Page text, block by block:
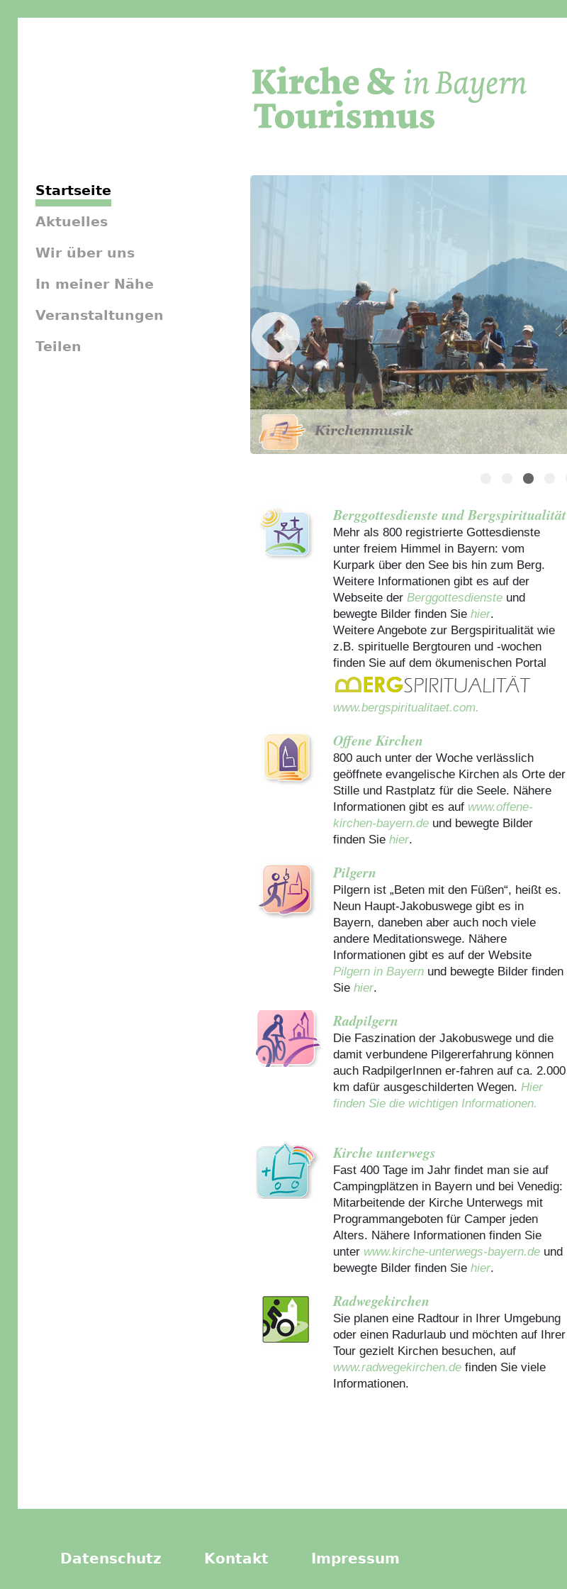
Startseite
Aktuelles
Wir über uns
In meiner Nähe
Veranstaltungen
Teilen
Slider Icon
Bild
Häuser für Gruppen
Berggottesdienste und Bergspiritualität
Mehr als 800 registrierte Gottesdienste
unter freiem Himmel in Bayern: vom
Kurpark über den See bis hin zum Berg.
Weitere Informationen gibt es auf der
Webseite der Berggottesdienste und
bewegte Bilder finden Sie hier.
Weitere Angebote zur Bergspiritualität wie
z.B. spirituelle Bergtouren und -wochen
finden Sie auf dem ökumenischen Portal
www.bergspiritualitaet.com.
Offene Kirchen
800 auch unter der Woche verlässlich
geöffnete evangelische Kirchen als Orte der
Stille und Rastplatz für die Seele. Nähere
Informationen gibt es auf www.offene-
kirchen-bayern.de und bewegte Bilder
finden Sie hier.
Pilgern
Pilgern ist „Beten mit den Füßen“, heißt es.
Neun Haupt-Jakobuswege gibt es in
Bayern, daneben aber auch noch viele
andere Meditationswege. Nähere
Informationen gibt es auf der Website
Pilgern in Bayern und bewegte Bilder finden
Sie hier.
Radpilgern
Die Faszination der Jakobuswege und die
damit verbundene Pilgererfahrung können
auch RadpilgerInnen er-fahren auf ca. 2.000
km dafür ausgeschilderten Wegen. Hier
finden Sie die wichtigen Informationen.
Kirche unterwegs
Fast 400 Tage im Jahr findet man sie auf
Campingplätzen in Bayern und bei Venedig:
Mitarbeitende der Kirche Unterwegs mit
Programmangeboten für Camper jeden
Alters. Nähere Informationen finden Sie
unter www.kirche-unterwegs-bayern.de und
bewegte Bilder finden Sie hier.
Radwegekirchen
Sie planen eine Radtour in Ihrer Umgebung
oder einen Radurlaub und möchten auf Ihrer
Tour gezielt Kirchen besuchen, auf
www.radwegekirchen.de finden Sie viele
Informationen.
Datenschutz Kontakt Impressum